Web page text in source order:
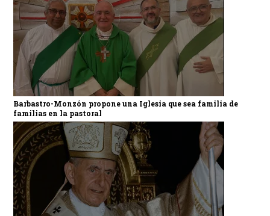
Barbastro-Monzón propone una Iglesia que sea familia de
familias en la pastoral